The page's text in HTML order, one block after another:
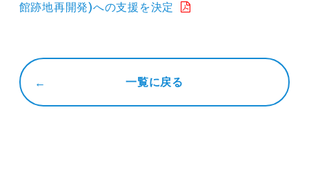
館跡地再開発)への支援を決定
一覧に戻る